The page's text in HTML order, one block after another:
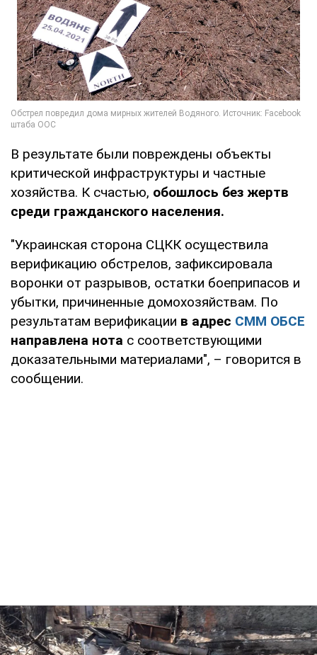
В результате были повреждены объекты
критической инфраструктуры и частные
хозяйства. К счастью, обошлось без жертв
среди гражданского населения.
"Украинская сторона СЦКК осуществила
верификацию обстрелов, зафиксировала
воронки от разрывов, остатки боеприпасов и
убытки, причиненные домохозяйствам. По
результатам верификации в адрес СММ ОБСЕ
направлена нота с соответствующими
доказательными материалами", – говорится в
сообщении.